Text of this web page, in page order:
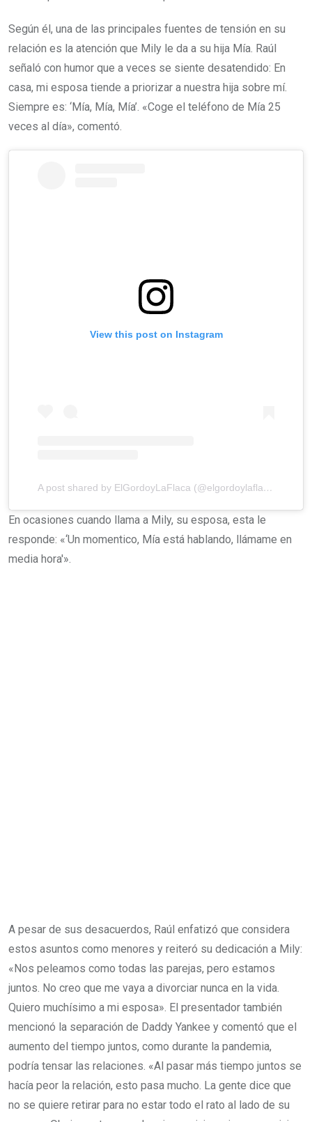
Según él, una de las principales fuentes de tensión en su
relación es la atención que Mily le da a su hija Mía. Raúl
señaló con humor que a veces se siente desatendido: En
casa, mi esposa tiende a priorizar a nuestra hija sobre mí.
Siempre es: ‘Mía, Mía, Mía’. «Coge el teléfono de Mía 25
veces al día», comentó.
View this post on Instagram
A post shared by ElGordoyLaFlaca (@elgordoylaflaca)
En ocasiones cuando llama a Mily, su esposa, esta le
responde: «‘Un momentico, Mía está hablando, llámame en
media hora'».
A pesar de sus desacuerdos, Raúl enfatizó que considera
estos asuntos como menores y reiteró su dedicación a Mily:
«Nos peleamos como todas las parejas, pero estamos
juntos. No creo que me vaya a divorciar nunca en la vida.
Quiero muchísimo a mi esposa». El presentador también
mencionó la separación de Daddy Yankee y comentó que el
aumento del tiempo juntos, como durante la pandemia,
podría tensar las relaciones. «Al pasar más tiempo juntos se
hacía peor la relación, esto pasa mucho. La gente dice que
no se quiere retirar para no estar todo el rato al lado de su